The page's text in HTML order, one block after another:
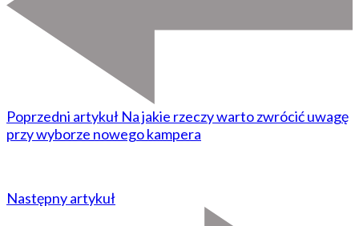
Poprzedni artykuł Na jakie rzeczy warto zwrócić uwagę
przy wyborze nowego kampera
Następny artykuł